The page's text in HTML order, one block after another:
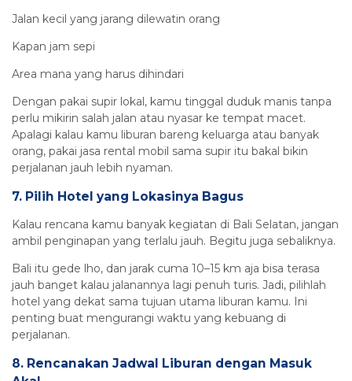
Jalan kecil yang jarang dilewatin orang
Kapan jam sepi
Area mana yang harus dihindari
Dengan pakai supir lokal, kamu tinggal duduk manis tanpa
perlu mikirin salah jalan atau nyasar ke tempat macet.
Apalagi kalau kamu liburan bareng keluarga atau banyak
orang, pakai jasa rental mobil sama supir itu bakal bikin
perjalanan jauh lebih nyaman.
7. Pilih Hotel yang Lokasinya Bagus
Kalau rencana kamu banyak kegiatan di Bali Selatan, jangan
ambil penginapan yang terlalu jauh. Begitu juga sebaliknya.
Bali itu gede lho, dan jarak cuma 10–15 km aja bisa terasa
jauh banget kalau jalanannya lagi penuh turis. Jadi, pilihlah
hotel yang dekat sama tujuan utama liburan kamu. Ini
penting buat mengurangi waktu yang kebuang di
perjalanan.
8. Rencanakan Jadwal Liburan dengan Masuk